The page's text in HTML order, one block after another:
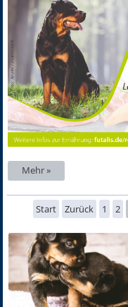
Mehr »
Start Zurück 1 2